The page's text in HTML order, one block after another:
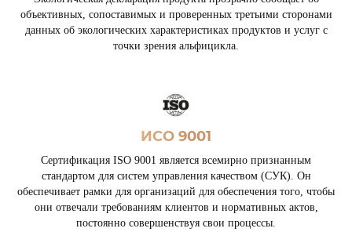
объективных, сопоставимых и проверенных третьими сторонами
данных об экологических характеристиках продуктов и услуг с
точки зрения альфицикла.
ИСО 9001
Сертификация ISO 9001 является всемирно признанным
стандартом для систем управления качеством (СУК). Он
обеспечивает рамки для организаций для обеспечения того, чтобы
они отвечали требованиям клиентов и нормативных актов,
постоянно совершенствуя свои процессы.